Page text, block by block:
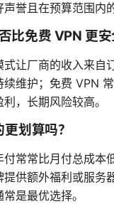
誉且在预算范围内
比免费 VPN 更安
让厂商的收入来自
续维护；免费 VPN
，长期风险较高。
划算吗？
付常常比月付总成本
提供额外福利或服务
是最优选择。